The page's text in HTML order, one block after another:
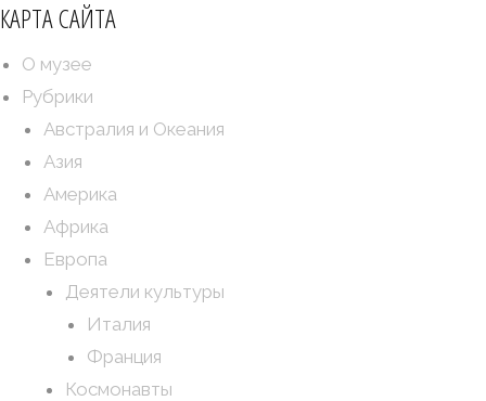
КАРТА САЙТА
О музее
Рубрики
Австралия и Океания
Азия
Америка
Африка
Европа
Деятели культуры
Италия
Франция
Космонавты